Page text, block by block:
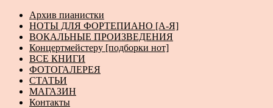
Архив пианистки
НОТЫ ДЛЯ ФОРТЕПИАНО [А-Я]
ВОКАЛЬНЫЕ ПРОИЗВЕДЕНИЯ
Концертмейстеру [подборки нот]
ВСЕ КНИГИ
ФОТОГАЛЕРЕЯ
СТАТЬИ
МАГАЗИН
Контакты